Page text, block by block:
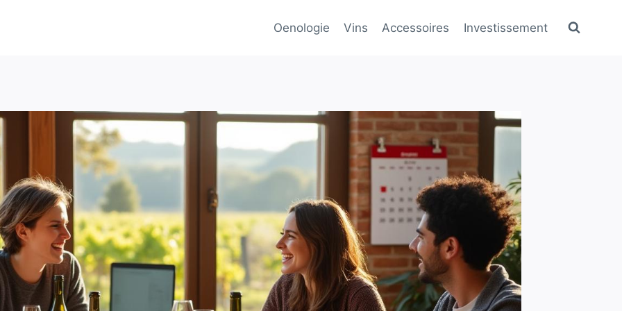
Oenologie Vins Accessoires Investissement